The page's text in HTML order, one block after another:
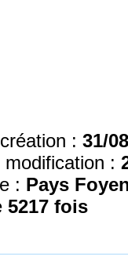
: 31/
modification :
: Pays
5217 fois